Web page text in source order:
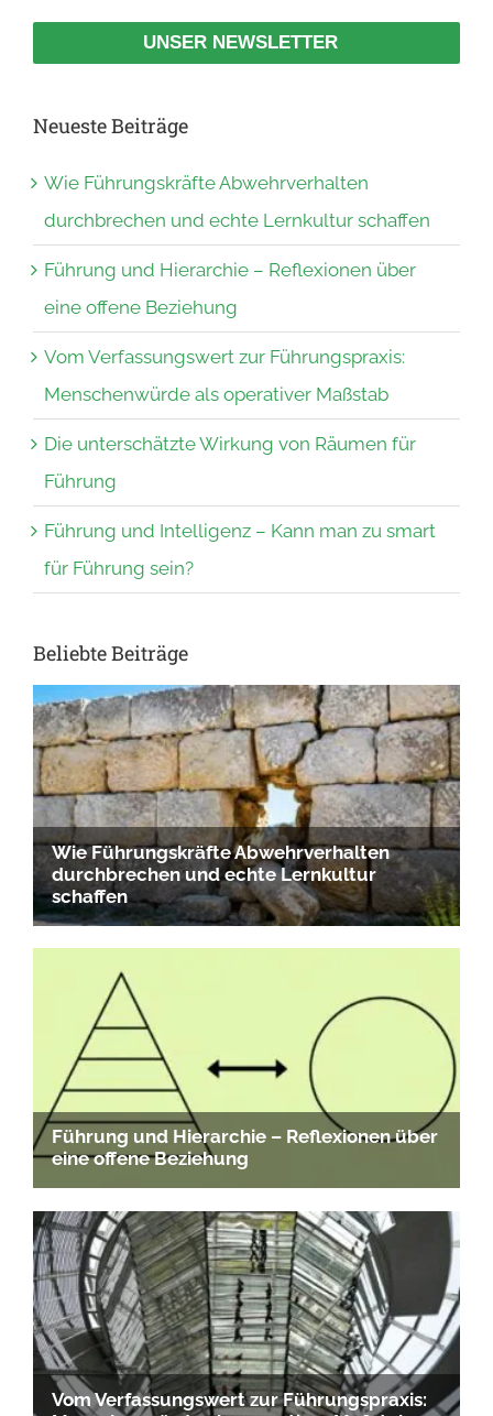
UNSER NEWSLETTER
Neueste Beiträge
Wie Führungskräfte Abwehrverhalten
durchbrechen und echte Lernkultur schaffen
Führung und Hierarchie – Reflexionen über
eine offene Beziehung
Vom Verfassungswert zur Führungspraxis:
Menschenwürde als operativer Maßstab
Die unterschätzte Wirkung von Räumen für
Führung
Führung und Intelligenz – Kann man zu smart
für Führung sein?
Beliebte Beiträge